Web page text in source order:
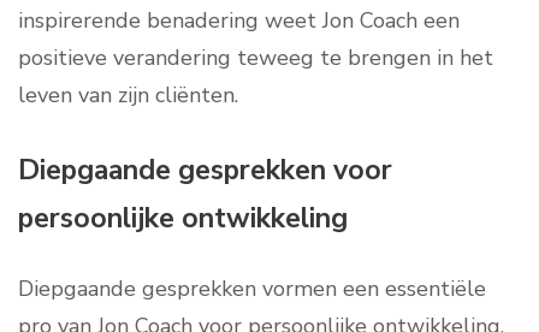
inspirerende benadering weet Jon Coach een
positieve verandering teweeg te brengen in het
leven van zijn cliënten.
Diepgaande gesprekken voor
persoonlijke ontwikkeling
Diepgaande gesprekken vormen een essentiële
pro van Jon Coach voor persoonlijke ontwikkeling.